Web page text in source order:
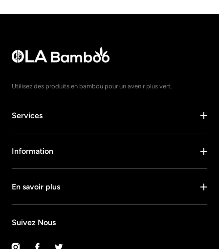
Utilisez des produits en bambou pour un avenir plus vert.
Services
Information
En savoir plus
Suivez Nous